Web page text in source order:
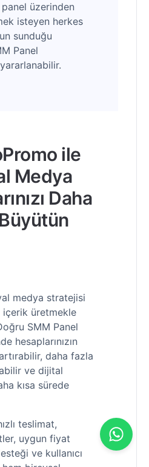
üzerinden
isteyen herkes
sunduğu
Panel
ile
Medya
Daha
Büyütün
medya stratejisi
içerik üretmekle
SMM Panel
hesaplarınızın
daha fazla
ve dijital
kısa sürede
teslimat,
uygun fiyat
ve kullanıcı